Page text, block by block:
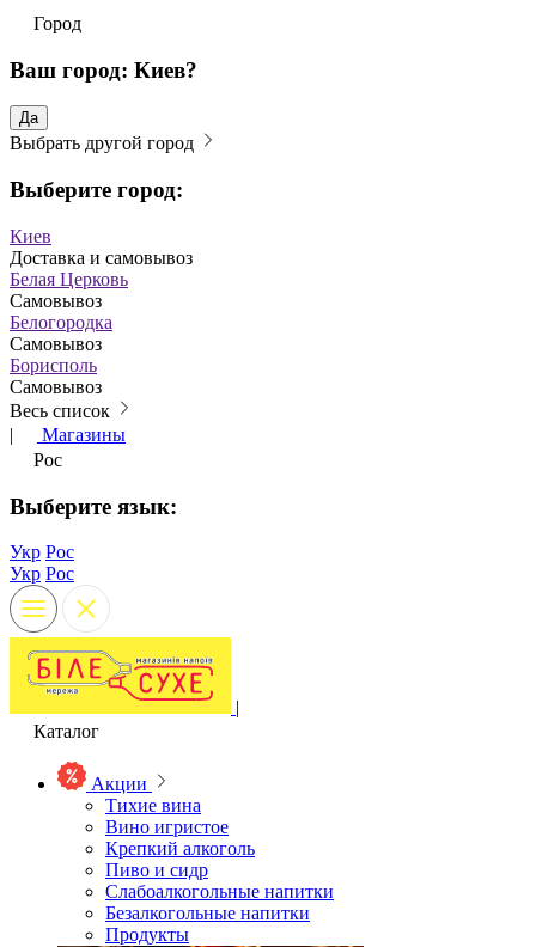
Город
Ваш город: Киев?
Да
Выбрать другой город
Выберите город:
Киев
Доставка и самовывоз
Белая Церковь
Самовывоз
Белогородка
Самовывоз
Борисполь
Самовывоз
Весь список
|
Магазины
Рос
Выберите язык:
Укр Рос
Укр Рос
|
Каталог
Акции
Тихие вина
Вино игристое
Крепкий алкоголь
Пиво и сидр
Слабоалкогольные напитки
Безалкогольные напитки
Продукты